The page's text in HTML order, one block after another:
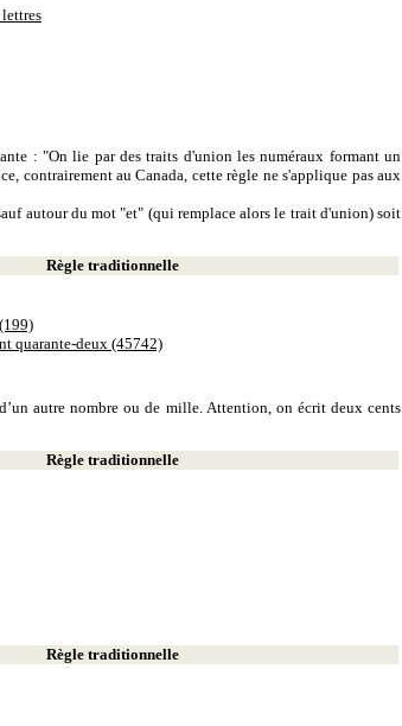
: "On lie par des traits d'union les numéraux formant un
contrairement au Canada, cette règle ne s'applique pas aux
autour du mot "et" (qui remplace alors le trait d'union) soit
Règle traditionnelle
quarante-deux (45742)
autre nombre ou de mille. Attention, on écrit deux cents
Règle traditionnelle
Règle traditionnelle